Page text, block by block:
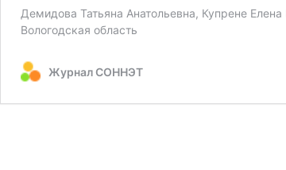
Демидова Татьяна Анатольевна, Купрене
Вологодская область
Журнал СОННЭТ